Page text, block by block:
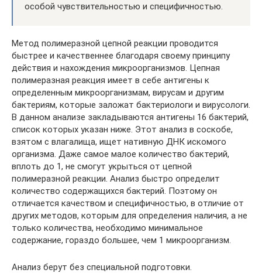
особой чувствительностью и специфичностью.
Метод полимеразной цепной реакции проводится
быстрее и качественнее благодаря своему принципу
действия и нахождения микроорганизмов. Цепная
полимеразная реакция имеет в себе антигены к
определенным микроорганизмам, вирусам и другим
бактериям, которые заложат бактериологи и вирусологи.
В данном анализе закладываются антигены 16 бактерий,
список которых указан ниже. Этот анализ в соскобе,
взятом с влагалища, ищет нативную ДНК искомого
организма. Даже самое малое количество бактерий,
вплоть до 1, не смогут укрыться от цепной
полимеразной реакции. Анализ быстро определит
количество содержащихся бактерий. Поэтому он
отличается качеством и специфичностью, в отличие от
других методов, которым для определения наличия, а не
только количества, необходимо минимальное
содержание, гораздо большее, чем 1 микроорганизм.
Анализ берут без специальной подготовки.